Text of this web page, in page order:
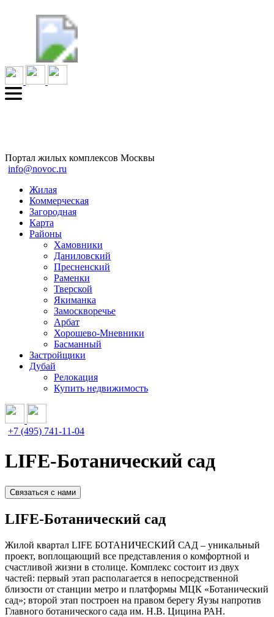
Портал жилых комплексов Москвы
info@novoc.ru
Жилая
Коммерческая
Загородная
Карта
Районы
Хамовники
Даниловский
Пресненский
Раменки
Тверской
Якиманка
Замоскворечье
Арбат
Хорошево-Мневники
Басманный
Застройщики
Дубай
Релокация
Купить недвижимость
+7 (495) 741-11-04
LIFE-Ботанический сад
Связаться с нами
LIFE-Ботанический сад
Жилой квартал LIFE БОТАНИЧЕСКИЙ САД – уникальный
проект, воплощающий все представления о комфортной и
счастливой жизни в столице. Комплекс состоит из двух
частей: первый этап располагается в непосредственной
близости от станции метро и платформы МЦК «Ботанический
сад»; второй этап построен на правом берегу Яузы напротив
Главного ботанического сада им. Н.В. Цицина РАН.